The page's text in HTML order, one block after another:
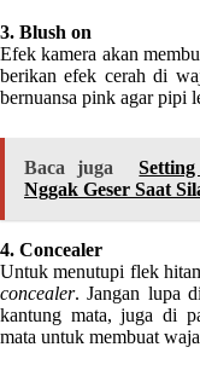
3. Blush on
Efek kamera akan
berikan efek cerah di
bernuansa pink agar pipi
Baca juga
Nggak Geser Saat
4. Concealer
Untuk menutupi flek
concealer. Jangan lupa
kantung mata, juga di
mata untuk membuat